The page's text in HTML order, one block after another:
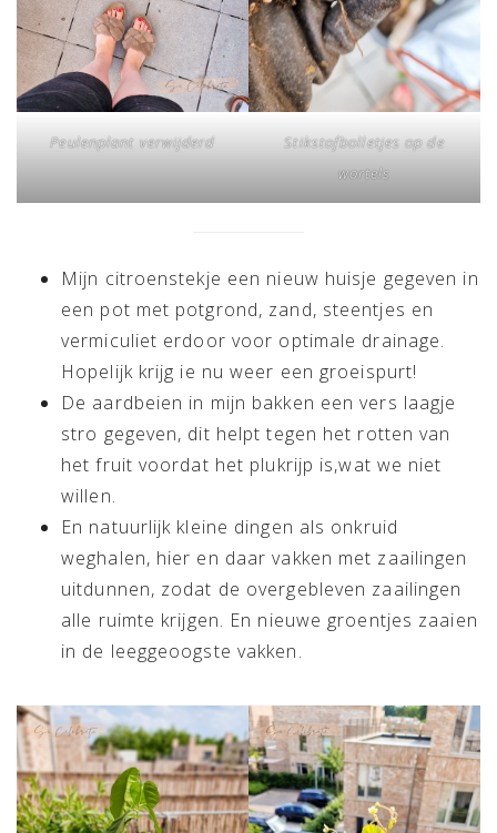
Peulenplant verwijderd
Stikstofbolletjes op de
wortels
Mijn citroenstekje een nieuw huisje gegeven in
een pot met potgrond, zand, steentjes en
vermiculiet erdoor voor optimale drainage.
Hopelijk krijg ie nu weer een groeispurt!
De aardbeien in mijn bakken een vers laagje
stro gegeven, dit helpt tegen het rotten van
het fruit voordat het plukrijp is,wat we niet
willen.
En natuurlijk kleine dingen als onkruid
weghalen, hier en daar vakken met zaailingen
uitdunnen, zodat de overgebleven zaailingen
alle ruimte krijgen. En nieuwe groentjes zaaien
in de leeggeoogste vakken.